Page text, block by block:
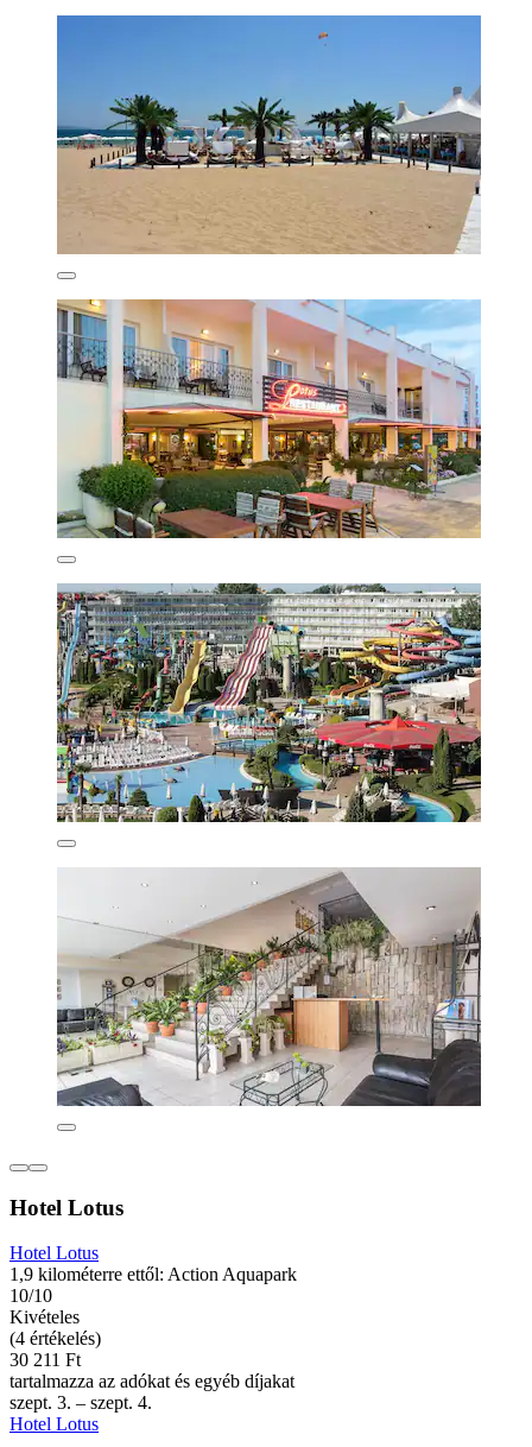
Hotel Lotus
Hotel Lotus
1,9 kilométerre ettől: Action Aquapark
10/10
Kivételes
(4 értékelés)
30 211 Ft
tartalmazza az adókat és egyéb díjakat
szept. 3. – szept. 4.
Hotel Lotus